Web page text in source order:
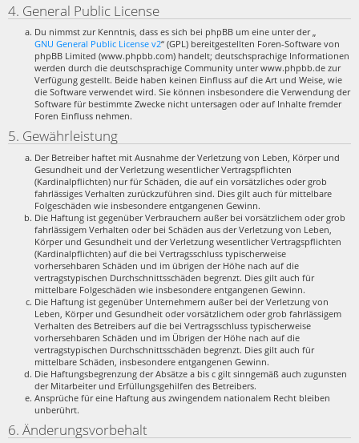
4. General Public License
Du nimmst zur Kenntnis, dass es sich bei phpBB um eine unter der „
GNU General Public License v2“ (GPL) bereitgestellten Foren-Software von
phpBB Limited (www.phpbb.com) handelt; deutschsprachige Informationen
werden durch die deutschsprachige Community unter www.phpbb.de zur
Verfügung gestellt. Beide haben keinen Einfluss auf die Art und Weise, wie
die Software verwendet wird. Sie können insbesondere die Verwendung der
Software für bestimmte Zwecke nicht untersagen oder auf Inhalte fremder
Foren Einfluss nehmen.
5. Gewährleistung
Der Betreiber haftet mit Ausnahme der Verletzung von Leben, Körper und
Gesundheit und der Verletzung wesentlicher Vertragspflichten
(Kardinalpflichten) nur für Schäden, die auf ein vorsätzliches oder grob
fahrlässiges Verhalten zurückzuführen sind. Dies gilt auch für mittelbare
Folgeschäden wie insbesondere entgangenen Gewinn.
Die Haftung ist gegenüber Verbrauchern außer bei vorsätzlichem oder grob
fahrlässigem Verhalten oder bei Schäden aus der Verletzung von Leben,
Körper und Gesundheit und der Verletzung wesentlicher Vertragspflichten
(Kardinalpflichten) auf die bei Vertragsschluss typischerweise
vorhersehbaren Schäden und im übrigen der Höhe nach auf die
vertragstypischen Durchschnittsschäden begrenzt. Dies gilt auch für
mittelbare Folgeschäden wie insbesondere entgangenen Gewinn.
Die Haftung ist gegenüber Unternehmern außer bei der Verletzung von
Leben, Körper und Gesundheit oder vorsätzlichem oder grob fahrlässigem
Verhalten des Betreibers auf die bei Vertragsschluss typischerweise
vorhersehbaren Schäden und im Übrigen der Höhe nach auf die
vertragstypischen Durchschnittsschäden begrenzt. Dies gilt auch für
mittelbare Schäden, insbesondere entgangenen Gewinn.
Die Haftungsbegrenzung der Absätze a bis c gilt sinngemäß auch zugunsten
der Mitarbeiter und Erfüllungsgehilfen des Betreibers.
Ansprüche für eine Haftung aus zwingendem nationalem Recht bleiben
unberührt.
6. Änderungsvorbehalt